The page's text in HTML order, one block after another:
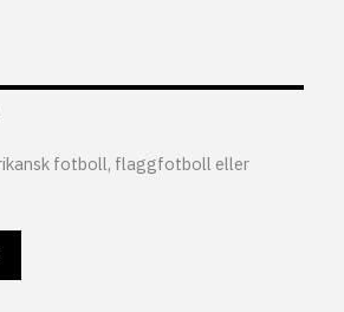
fotboll, flaggfotboll eller